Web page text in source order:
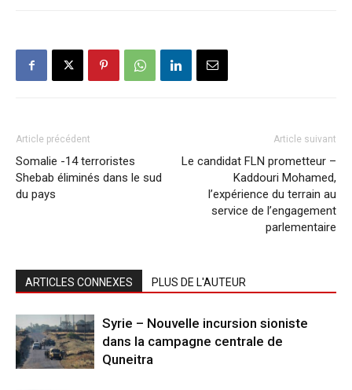
Article précédent
Somalie -14 terroristes
Shebab éliminés dans le sud
du pays
Article suivant
Le candidat FLN prometteur –
Kaddouri Mohamed,
l’expérience du terrain au
service de l’engagement
parlementaire
ARTICLES CONNEXES PLUS DE L'AUTEUR
Syrie – Nouvelle incursion sioniste
dans la campagne centrale de
Quneitra